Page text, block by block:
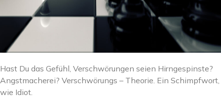
Hast Du das Gefühl, Verschwörungen seien Hirngespinste?
Angstmacherei? Verschwörungs – Theorie. Ein Schimpfwort,
wie Idiot.